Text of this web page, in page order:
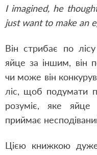
I imagined, he
just want to make an
Він стрибає по
яйце за іншим, він
чи може він
ліс, щоб подумати
розуміє, яке
приймає
Цією книжкою